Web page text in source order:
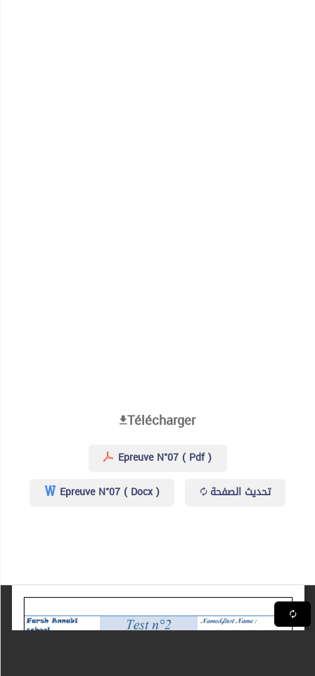
Télécharger
Epreuve N°07 ( Pdf )
Epreuve N°07 ( Docx )
تحديث الصفحة